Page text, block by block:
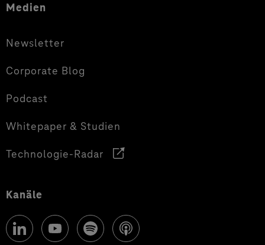
Medien
Newsletter
Corporate Blog
Podcast
Whitepaper & Studien
Technologie-Radar
Kanäle